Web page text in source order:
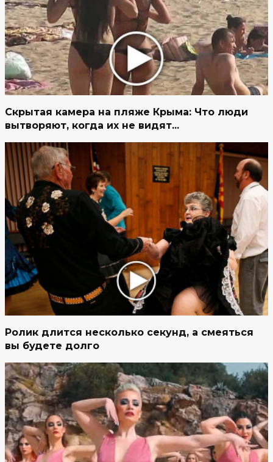
Скрытая камера на пляже Крыма: Что люди
вытворяют, когда их не видят...
Ролик длится несколько секунд, а смеяться
вы будете долго